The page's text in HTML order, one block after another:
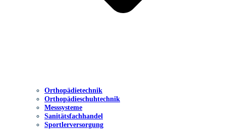
Orthopädietechnik
Orthopädieschuhtechnik
Messsysteme
Sanitätsfachhandel
Sportlerversorgung